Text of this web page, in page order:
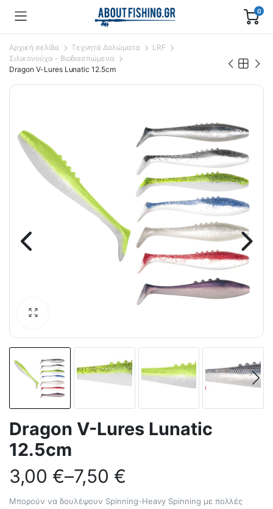
0
Αρχική σελίδα Τεχνητά Δολώματα
LRF
Σιλικονούχα - Βιοδιασπώμενα
Dragon V-Lures Lunatic 12.5cm
Dragon V-Lures Lunatic
12.5cm
3,00 €–7,50 €
Μπορούν να δουλέψουν Spinning-Heavy Spinning με πολλές